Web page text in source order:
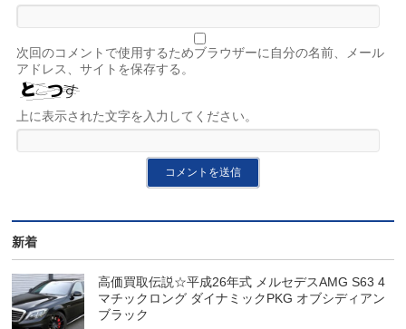
次回のコメントで使用するためブラウザーに自分の名前、メール
アドレス、サイトを保存する。
上に表示された文字を入力してください。
新着
高価買取伝説☆平成26年式 メルセデスAMG S63 4
マチックロング ダイナミックPKG オブシディアン
ブラック